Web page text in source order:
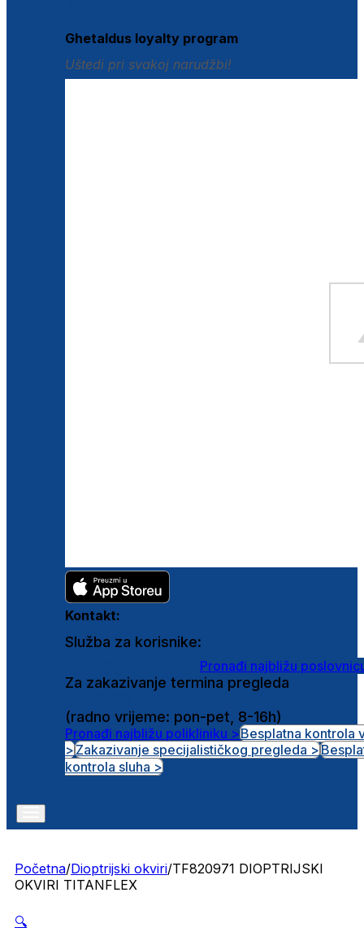
Ghetaldus loyalty program
Uštedi pri svakoj narudžbi!
Kontakt:
Služba za korisnike:
Pronađi najbližu
Za zakazivanje termina pregleda
(radno vrijeme: pon-pet, 8-16h)
Pronađi najbližu polikliniku >Besplatna kontrola
>Zakazivanje specijalističkog pregleda >
kontrola sluha >
Početna/Dioptrijski okviri/TF820971 DIOPTRIJSKI
OKVIRI TITANFLEX
🔍